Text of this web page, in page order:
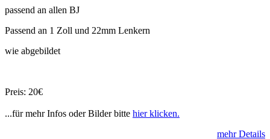
passend an allen BJ
Passend an 1 Zoll und 22mm Lenkern
wie abgebildet
Preis: 20€
...für mehr Infos oder Bilder bitte hier klicken.
mehr Details